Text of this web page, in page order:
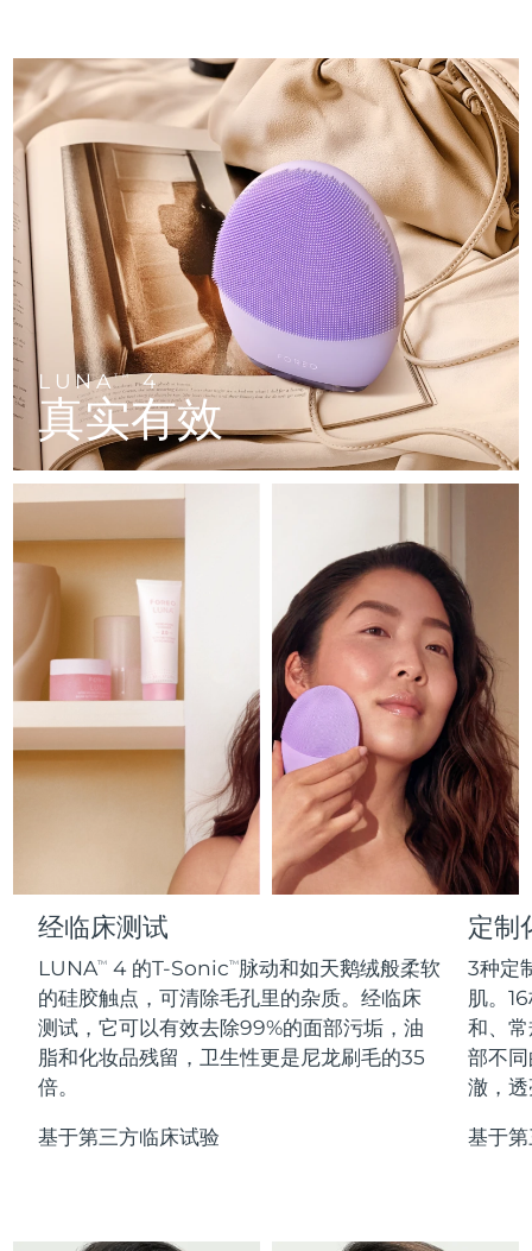
LUNATM4
真实有效
经临床测试
LUNATM 4 的T-SonicTM脉动和如天鹅绒般柔软
的硅胶触点，可清除毛孔里的杂质。经临床
测试，它可以有效去除99%的面部污垢，油
脂和化妆品残留，卫生性更是尼龙刷毛的35
倍。
基于第三方临床试验
定制
3种定
肌。
和、
部不
澈，
基于
LUNA™ 4 Men
For men, anti-aging massage
LUNA™ 4 mini
For young skin, T-zone
LUNA™ 4 go
For travel or gym bag
LUNA™ 护肤
Premium cleansers & balm
LUNA™ 设备
All facial cleansing devices
BEAR™ 2 eyes & lips
Microcurrent line smoothing device
面部提拉护理
Premium anti-aging skincare
BEAR™ 设备
All premium facelift devices
UFO™ 3 LED
Near-infrared and red light therapy
device
UFO™ 3 mini
Red light therapy device for young skin
UFO™ 3 go
Portable red light therapy
面膜
Rejuvenation & hydration
UFO™ 设备
All deep facial hydration devices
issa™ 4 plus
Smart hybrid silicone sonic toothbrush
issa™ 4 smile
Hybrid silicone sonic toothbrush
issa™ 4 baby
For ages 0-3
issa™ Teeth Whitening Set
ISSA™ 设备
All silicone sonic toothbrushes
抗老
FAQ™ 101
Clinical anti-aging
FAQ™ 102
Advanced clinical anti-aging
FAQ™ 103
Luxurious clinical anti-aging set
FAQ™ P1 Primer
Manuka honey primer
FAQ™护肤品
All FAQ™ skincare
FAQ™产品
All anti-aging treatments
LED治疗
NEW
FAQ™ 201
LED mask
FAQ™ 202
LED mask
FAQ™ 211
Anti-aging neck & décolleté LED mask
FAQ™ 221
Anti-aging LED hand mask
FAQ™护肤品
All FAQ™ skincare
FAQ™产品
All LED treatments
生发
FAQ™ 301
LED hair strengthening scalp massager
FAQ™ Scalp Serum
Scalp recovery probiotic serum
FAQ™护肤品
All FAQ™ skincare
FAQ™产品
All hair treatments
肌肤年轻化
NEW
FAQ™ 501
Full-Spectrum Red Light Therapy
FAQ™ 502
Full-Spectrum Red Light Therapy
FAQ™ Red Light Serum
FAQ™ skincare
All FAQ™ skincare
FAQ™ products
All toning treatments
保健品
NEW
专业治疗
脱毛
PEACH™ 2 Pro Max
Professional IPL hair removal device
PEACH™ 2
IPL hair removal
PEACH™ 2 go
Travel-friendly IPL hair removal
PEACH™ Cooling Prep Gel
身体护理
BEAR™ 2 body
Microcurrent body toning
LUNA™ 4 body
Massaging body brush
SUPERCHARGED™ serum
Firming body serum
ESPADA™ 2 plus
Recurring acne LED therapy
ESPADA™ 2
Acne treatment device
ESPADA™ Blemish Solution
眼部护理
BEAR™ 2 eyes & lips
Microcurrent line smoothing device
IRIS™ 2
Rejuvenating eye massager
眼部护肤
毛孔护理
KIWI™ derma
Diamond microdermabrasion .
Blackhead remover
LUNA™ 4 hair
2-in-1 LED scalp massager
LED light hairbrush
牙齿美白
NEW
issa™ Teeth Whitening Set
Dual LED + sonic device & 18% PAP gel
issa™ Teeth Whitening Gel
更多的
加拿大 预计送达日期১২/৮/২৬
智利 预计送达日期১২/৮/২৬
中国 预计送达日期 ৮/৮/২৬
哥伦比亚 预计送达日期১২/৮/২৬
克罗地亚 预计送达日期৮/৮/২৬
塞浦路斯 预计送达日期৯/৮/২৬
捷克 预计送达日期
丹麦 预计送达日期৮/৮/২৬
芬兰 预计送达日期 ৮/৮/২৬
法国 预计送达日期৮/৮/২৬
法属波利尼西亚 预计送达日期 ১২/৮/২৬
德国 预计送达日期৮/৮/২৬
预计送达日期১২/৮/২৬
预计送达日期৮/৮/২৬
中国香港特别行政区 ৯/৮/২৬
匈牙利 预计送达日期 ৮/৮/২৬
冰岛 预计送达日期 ৯/৮/২৬
印度尼西亚 ৬/৮/২৬
爱尔兰 ৮/৮/২৬